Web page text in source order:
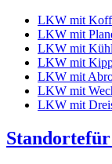
LKW mit
LKW mit
LKW mit
LKW mit
LKW mit
LKW mit
LKW mit
Standortefür